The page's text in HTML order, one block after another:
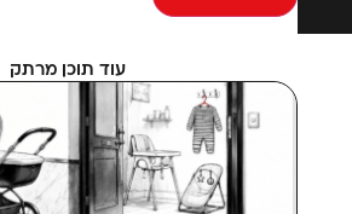
עוד תוכן מרתק